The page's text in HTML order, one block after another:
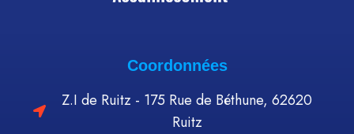
Coordonnées
Z.I de Ruitz - 175 Rue de Béthune, 62620
Ruitz